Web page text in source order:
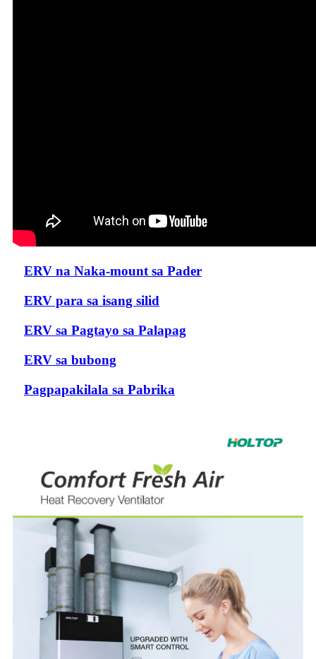
ERV na Naka-mount sa Pader
ERV para sa isang silid
ERV sa Pagtayo sa Palapag
ERV sa bubong
Pagpapakilala sa Pabrika